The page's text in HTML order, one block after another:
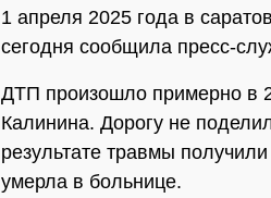
1 апреля 2025 года в
сегодня сообщила пресс-
ДТП произошло примерно в
Калинина. Дорогу не
результате травмы
умерла в больнице.